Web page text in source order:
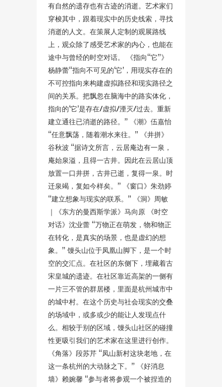
有自然的遗存也有古迹的消逝。艺术家们
穿梭其中，跟着现实中的历史线索，寻找
消逝的人文。在策展人定制的观展路线
上，观众除了感受艺术家的内心，也能在
途中与曾经的时空对话。 《指向“它”》
杨静蕾“指向不可见的‘它’，用现实存在的
不可控指向来构建虚拟路径和现实路径之
间的关系。把飘忽在脑海中的路实体化，
指向的‘它’是存在/虚拟/湮灭/过去。重新
建立通往已消逝的路径。” 《潮》伍嘉怡
“任意飘荡，随着潮水来往。” 《井拼》
谷秋波 “据诗文所言，云居庵边有一泉，
庵始泉溢，且得一古井。因此在云居山顶
放置一口井拼，古井已逝，复得一泉。时
迁泉竭，复如今样矣。” 《窗口》朱劲婷
“建立想象与现实的联系。” 《洞》周敏
｜《东方的曼西斯学派》马向原 《时空
对话》沈业蕾 “万物正在萌发，物和物正
在转化，是真实的场景，也是虚幻的想
象。” 馒头山位于凤凰山脚下，是一个时
空的交汇点。在社区的东侧下，埋藏着古
宋皇城的遗迹。在社区靠近高架的一侧有
一片三不管的群居楼，里面是杭州城市中
的城中村。在这个历史与社会现实的交叠
的场域中，或多或少的能让人发现点什
么。相较于别的区域，馒头山社区的碰撞
性更吸引我们的艺术家在这里进行创作。
《角落》段苏芹 “凤山新村这块老地，在
这一条杭州的大动脉之下。” 《好消息
墙》赖婉馨 “参与者将参观一个被捏造的